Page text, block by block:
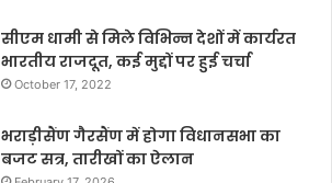
सीएम धामी से मिले विभिन्न देशों में कार्यरत
भारतीय राजदूत, कई मुद्दों पर हुई चर्चा
October 17, 2022
भराड़ीसैंण गैरसैंण में होगा विधानसभा का
बजट सत्र, तारीखों का ऐलान